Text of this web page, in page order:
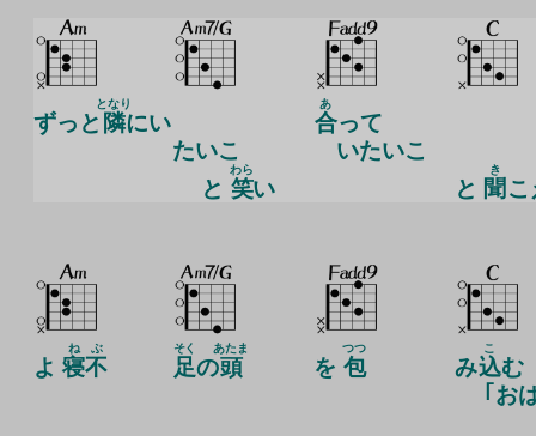
ずっと 隣
となり
にい
たいこ
と 笑
わら
い
合
あ
って
いたいこ
と 聞
き
こ
よ寝
ね
不
ぶ
足
そく
の頭
あたま
を 包
つつ
み込
こ
む
｢お